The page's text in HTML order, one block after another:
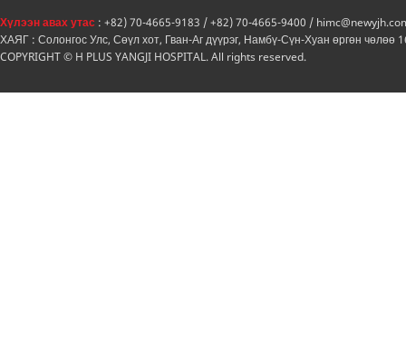
Хүлээн авах утас : +82) 70-4665-9183 / +82) 70-4665-9400 /
ХАЯГ : Солонгос Улс, Сөүл хот, Гван-Аг дүүрэг, Намбү-Сүн-Хуан өргөн чөлөө
COPYRIGHT © H PLUS YANGJI HOSPITAL. All rights reserved.